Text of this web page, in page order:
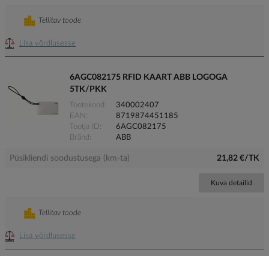
Lisa võrdlusesse
Tellitav toode
6AGC082175 RFID KAART ABB LOGOGA
5TK/PKK
Tootekood
340002407
EAN
8719874451185
Tootja ID
6AGC082175
Bränd
ABB
Püsikliendi soodustusega (km-ta) 21,82 €/TK
Kuva detailid
Lisa võrdlusesse
Tellitav toode